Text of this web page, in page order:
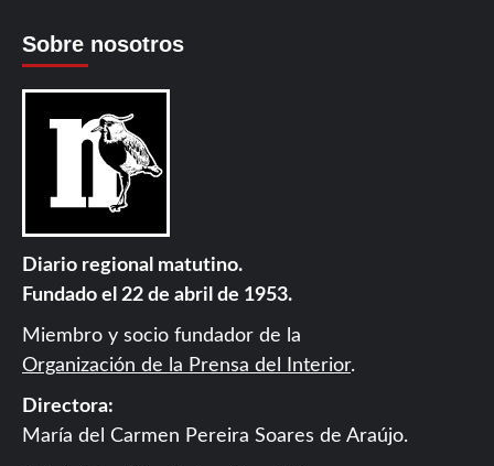
Sobre nosotros
Diario regional matutino.
Fundado el 22 de abril de 1953.
Miembro y socio fundador de la
Organización de la Prensa del Interior.
Directora:
María del Carmen Pereira Soares de Araújo.